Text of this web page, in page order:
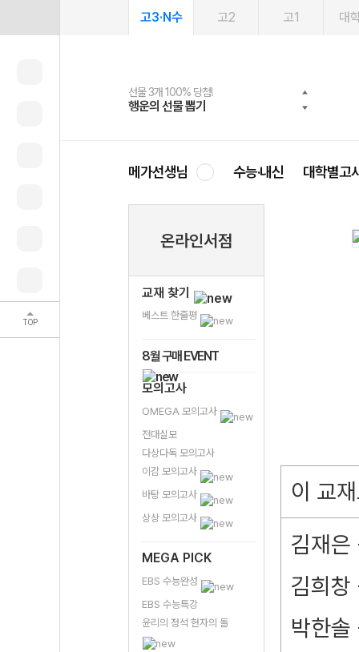
TOP
고3·N수 고2 고1 대
선물 3개 100% 당첨!
행운의 선물 뽑기
선물 100% 증정!
메가스터디 X 올리브
여름방학 스터디 캐시백
메가런 썸머스쿨
2027 러셀 단과
강사 공개선발
스마트러닝앱
설문 EVENT
메가패스
3일 무료 체험권
메가패스 수강생 무료혜택!
메가클럽 멤버십
사회공헌 캠페인
희망이룸 메가나눔
메가선생님 수능·내신 대학별고
온라인서점
교재 찾기
베스트 한줄평
8월 구매 EVENT
모의고사
OMEGA 모의고사
전대실모
다상다독 모의고사
이감 모의고사
바탕 모의고사
상상 모의고사
MEGA PICK
EBS 수능완성
EBS 수능특강
윤리의 정석 현자의 돌
이 교
김재
김희
박한